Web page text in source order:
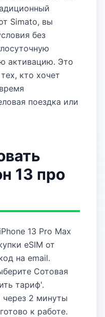
Simato, вы
без
активацию. Это
кто хочет
поездка или
13 про
13 Pro Max
eSIM от
на email.
Сотовая
тариф'.
через 2 минуты
к работе.